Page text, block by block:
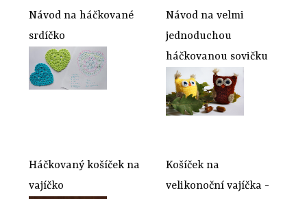
Návod na háčkované
srdíčko
Návod na velmi
jednoduchou
háčkovanou sovičku
Háčkovaný košíček na
vajíčko
Košíček na
velikonoční vajíčka -